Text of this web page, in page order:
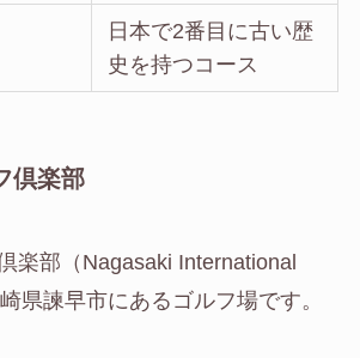
日本で2番目に古い歴
史を持つコース
倶楽部
楽部（Nagasaki International
県諫早市にあるゴルフ場です。